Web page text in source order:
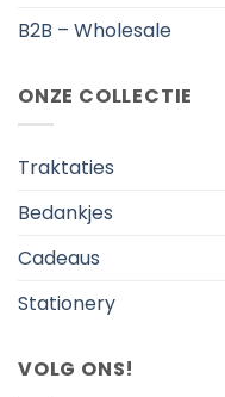
B2B – Wholesale
ONZE COLLECTIE
Traktaties
Bedankjes
Cadeaus
Stationery
VOLG ONS!